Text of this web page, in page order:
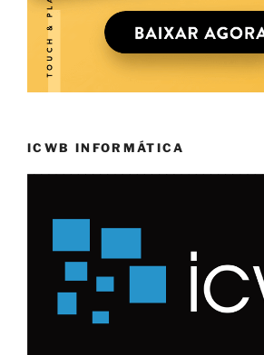
ICWB INFORMÁTICA